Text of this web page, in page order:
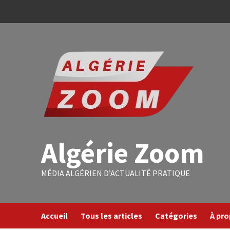
Algérie Zoom
MÉDIA ALGÉRIEN D’ACTUALITÉ PRATIQUE
Accueil Tous les articles Catégories À